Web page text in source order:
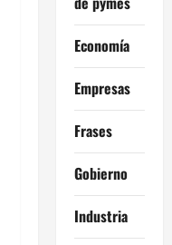
Economía
Empresas
Frases
Gobierno
Industria